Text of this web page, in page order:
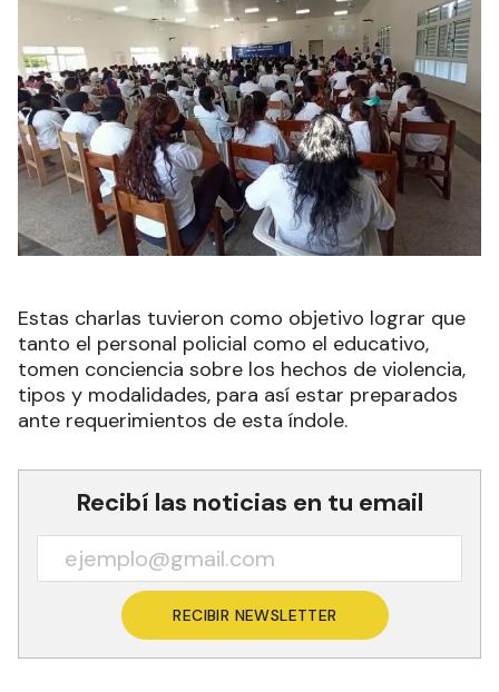
Estas charlas tuvieron como objetivo lograr que
tanto el personal policial como el educativo,
tomen conciencia sobre los hechos de violencia,
tipos y modalidades, para así estar preparados
ante requerimientos de esta índole.
Recibí las noticias en tu email
RECIBIR NEWSLETTER